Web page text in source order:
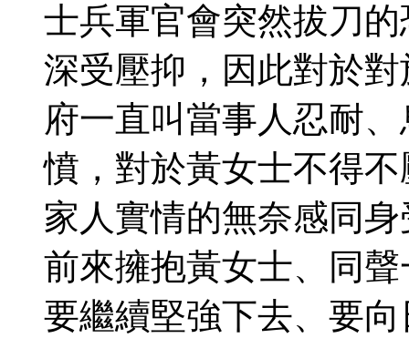
士兵軍官會突然拔刀
深受壓抑，因此對於
府一直叫當事人忍耐
憤，對於黃女士不得
家人實情的無奈感同
前來擁抱黃女士、同
要繼續堅強下去、要